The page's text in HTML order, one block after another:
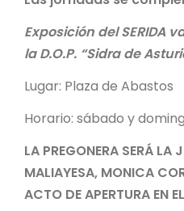
Exposición del SERIDA
la D.O.P. “Sidra de
Lugar: Plaza de Abastos
Horario: sábado y
LA PREGONERA SERÁ LA
MALIAYESA, MONICA
ACTO DE APERTURA EN